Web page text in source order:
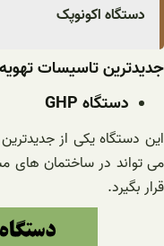
دستگاه اکونوپک
جدیدترین تاسیسات
دستگاه GHP
این دستگاه یکی از
می تواند در ساختمان های
قرار بگیرد.